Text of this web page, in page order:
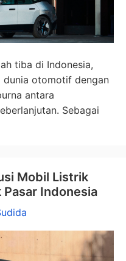
tiba di Indonesia,
dunia otomotif dengan
antara
Sebagai
Mobil Listrik
Indonesia